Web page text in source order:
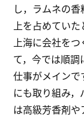
し，ラムネの
上を占めてい
上海に会社を
て，今では順
仕事がメイン
にも取り組み
は高級芳香剤